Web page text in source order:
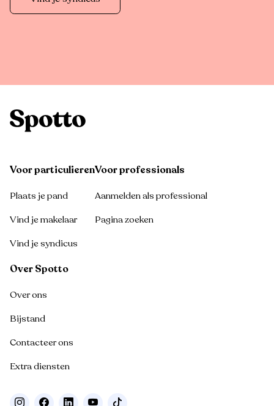
Voor particulieren
Plaats je pand
Vind je makelaar
Vind je syndicus
Voor professionals
Aanmelden als professional
Pagina zoeken
Over Spotto
Over ons
Bijstand
Contacteer ons
Extra diensten